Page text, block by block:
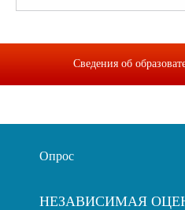
Сведения об
Опрос
НЕЗАВИСИМАЯ